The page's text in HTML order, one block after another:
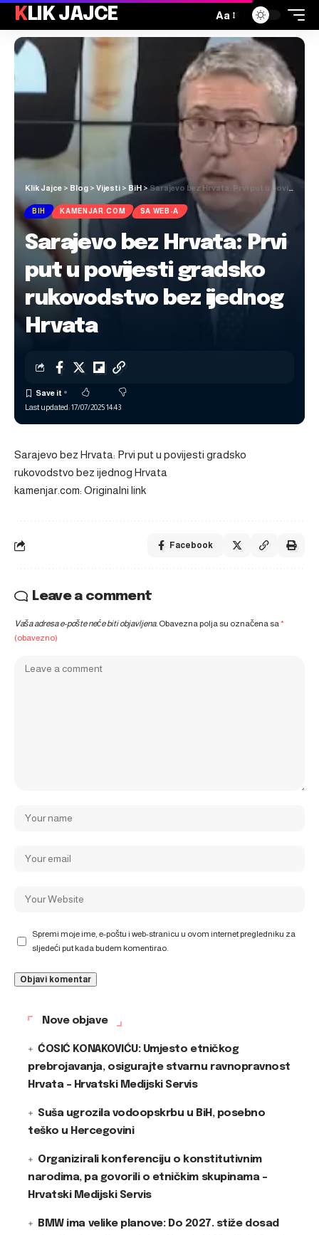
KLIK JAJCE Aa
Klik Jajce > Blog > Vijesti > BiH>Sarajevo bez Hrvata: Prvi put u povijesti gradsko rukovodstvo bez ijednog Hrvata
BIH KAMENJAR.COM SA WEB-A
Sarajevo bez Hrvata: Prvi
put u povijesti gradsko
rukovodstvo bez ijednog
Hrvata
Last updated: 17/07/2025 14:43
Sarajevo bez Hrvata: Prvi put u povijesti gradsko
rukovodstvo bez ijednog Hrvata
kamenjar.com: Originalni link
Facebook
Leave a comment
Vaša adresa e-pošte neće biti objavljena. Obavezna polja su označena sa*
(obavezno)
Spremi moje ime, e-poštu i web-stranicu u ovom internet pregledniku za
sljedeći put kada budem komentirao.
Nove objave
ĆOSIĆ KONAKOVIĆU: Umjesto etničkog
prebrojavanja, osigurajte stvarnu ravnopravnost
Hrvata – Hrvatski Medijski Servis
Suša ugrozila vodoopskrbu u BiH, posebno
teško u Hercegovini
Organizirali konferenciju o konstitutivnim
narodima, pa govorili o etničkim skupinama –
Hrvatski Medijski Servis
BMW ima velike planove: Do 2027. stiže dosad